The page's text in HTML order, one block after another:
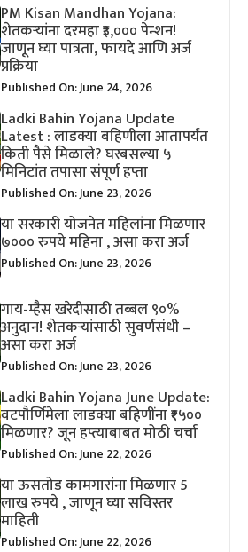
PM Kisan Mandhan Yojana:
शेतकऱ्यांना दरमहा ₹३,००० पेन्शन!
जाणून घ्या पात्रता, फायदे आणि अर्ज
प्रक्रिया
Published On: June 24, 2026
Ladki Bahin Yojana Update
Latest : लाडक्या बहिणीला आतापर्यंत
किती पैसे मिळाले? घरबसल्या ५
मिनिटांत तपासा संपूर्ण हप्ता
Published On: June 23, 2026
या सरकारी योजनेत महिलांना मिळणार
७००० रुपये महिना , असा करा अर्ज
Published On: June 23, 2026
गाय-म्हैस खरेदीसाठी तब्बल ९०%
अनुदान! शेतकऱ्यांसाठी सुवर्णसंधी –
असा करा अर्ज
Published On: June 23, 2026
Ladki Bahin Yojana June Update:
वटपौर्णिमेला लाडक्या बहिणींना ₹१५००
मिळणार? जून हप्त्याबाबत मोठी चर्चा
Published On: June 22, 2026
या ऊसतोड कामगारांना मिळणार 5
लाख रुपये , जाणून घ्या सविस्तर
माहिती
Published On: June 22, 2026